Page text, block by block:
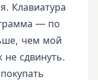
Клавиатура
— по
чем мой
не сдвинуть.